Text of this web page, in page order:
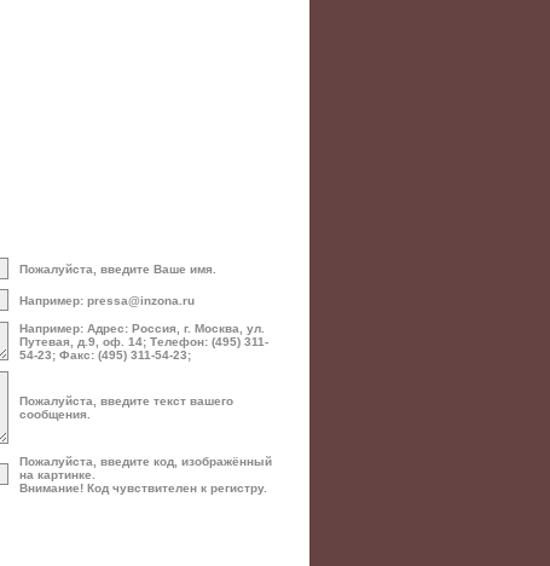
Пожалуйста, введите Ваше имя.
Например: pressa@inzona.ru
Например: Адрес: Россия, г. Москва, ул.
Путевая, д.9, оф. 14; Телефон: (495) 311-
54-23; Факс: (495) 311-54-23;
Пожалуйста, введите текст вашего
сообщения.
Пожалуйста, введите код, изображённый
на картинке.
Внимание! Код чувствителен к регистру.